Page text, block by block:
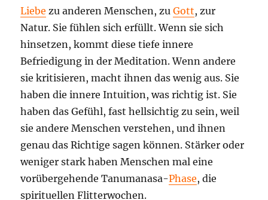
Liebe zu anderen Menschen, zuGott, zur
Natur. Sie fühlen sich erfüllt. Wenn sie sich
hinsetzen, kommt diese tiefe innere
Befriedigung in der Meditation. Wenn andere
sie kritisieren, macht ihnen das wenig aus. Sie
haben die innere Intuition, was richtig ist. Sie
haben das Gefühl, fast hellsichtig zu sein, weil
sie andere Menschen verstehen, und ihnen
genau das Richtige sagen können. Stärker oder
weniger stark haben Menschen mal eine
vorübergehende Tanumanasa-Phase, die
spirituellen Flitterwochen.